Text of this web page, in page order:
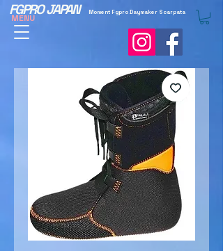
MENU
FGPRO JAPAN Moment Fgpro Daymaker Scarpata